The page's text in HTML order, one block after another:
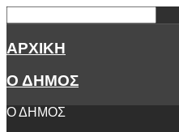
ΑΡΧΙΚΗ
Ο ΔΗΜΟΣ
Ο ΔΗΜΟΣ